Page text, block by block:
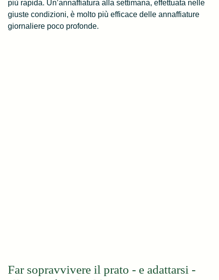
più rapida. Un’annaffiatura alla settimana, effettuata nelle
giuste condizioni, è molto più efficace delle annaffiature
giornaliere poco profonde.
Far sopravvivere il prato - e adattarsi -